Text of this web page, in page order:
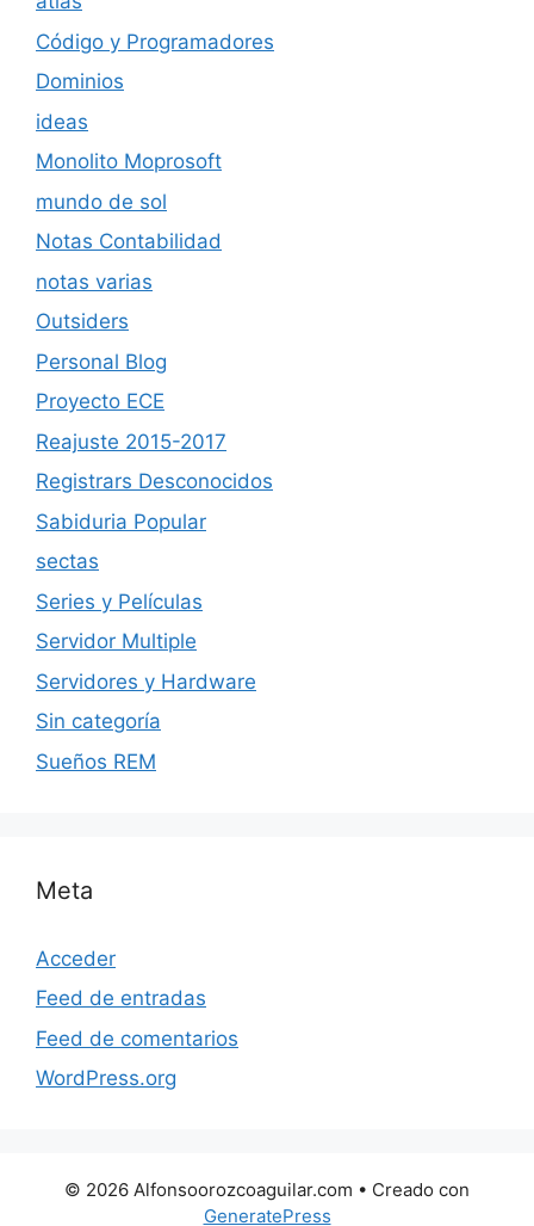
Código y Programadores
Dominios
ideas
Monolito Moprosoft
mundo de sol
Notas Contabilidad
notas varias
Outsiders
Personal Blog
Proyecto ECE
Reajuste 2015-2017
Registrars Desconocidos
Sabiduria Popular
sectas
Series y Películas
Servidor Multiple
Servidores y Hardware
Sin categoría
Sueños REM
Meta
Acceder
Feed de entradas
Feed de comentarios
WordPress.org
© 2026 Alfonsoorozcoaguilar.com • Creado con
GeneratePress